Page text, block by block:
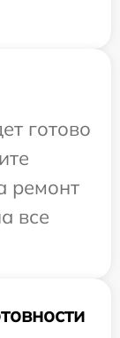
готово
ремонт
все